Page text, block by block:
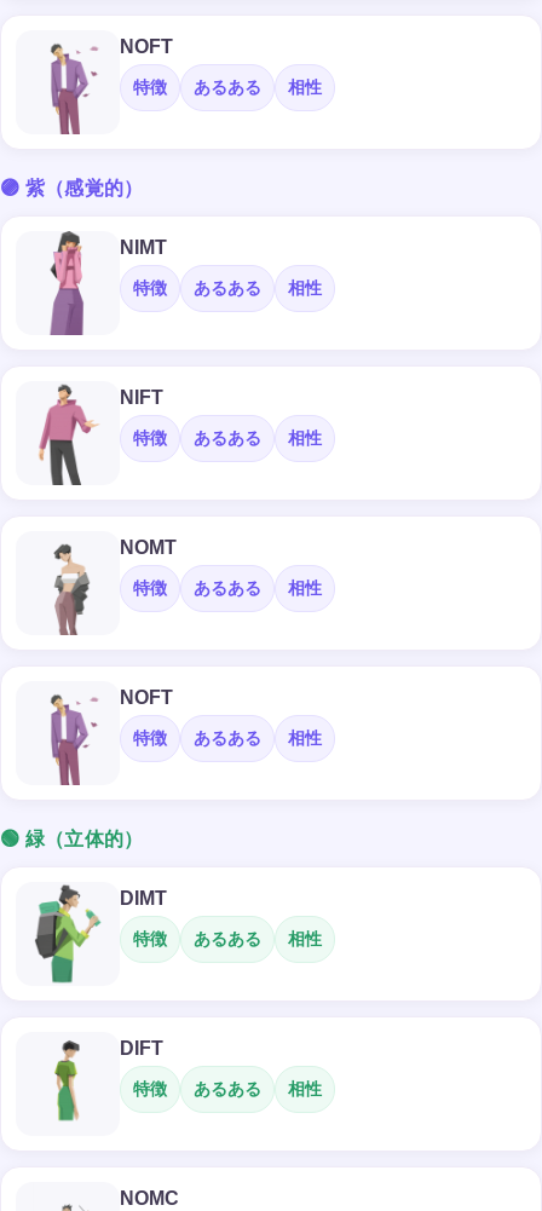
NOFT
特徴 あるある 相性
🟣 紫（感覚的）
NIMT
特徴 あるある 相性
NIFT
特徴 あるある 相性
NOMT
特徴 あるある 相性
NOFT
特徴 あるある 相性
🟢 緑（立体的）
DIMT
特徴 あるある 相性
DIFT
特徴 あるある 相性
NOMC